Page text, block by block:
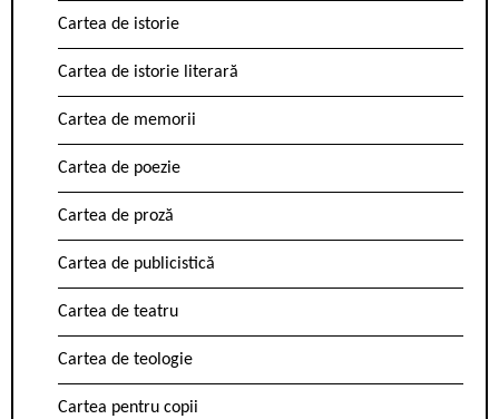
Cartea de istorie
Cartea de istorie literară
Cartea de memorii
Cartea de poezie
Cartea de proză
Cartea de publicistică
Cartea de teatru
Cartea de teologie
Cartea pentru copii